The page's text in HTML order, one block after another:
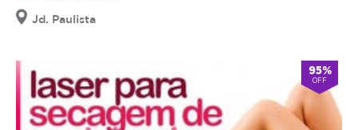
Jd. Paulista
95%
OFF